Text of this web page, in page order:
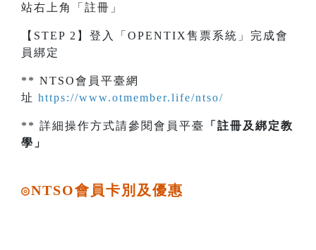
站右上角「註冊」
【STEP 2】登入「OPENTIX售票系統」完成會
員綁定
** NTSO會員平臺網
址 https://www.otmember.life/ntso/
** 詳細操作方式請參閱會員平臺
「註冊及綁定教
學」
◎NTSO會員卡別及優惠